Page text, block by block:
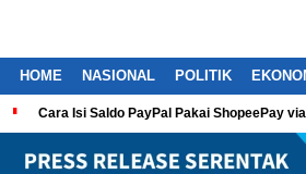
HOME NASIONAL POLITIK
Cara Isi Saldo PayPal Pakai ShopeePay